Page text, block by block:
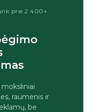
prie 2 400+
raumenis ir
be